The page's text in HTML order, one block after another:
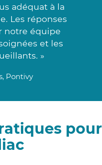
adéquat à la
Les réponses
notre équipe
et les
»
Pontivy
pour